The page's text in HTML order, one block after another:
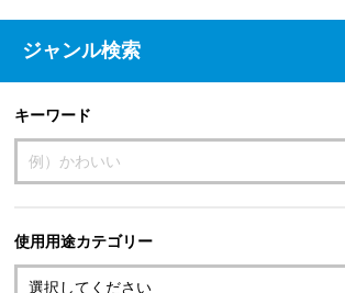
ジャンル検索
キーワード
使用用途カテゴリー